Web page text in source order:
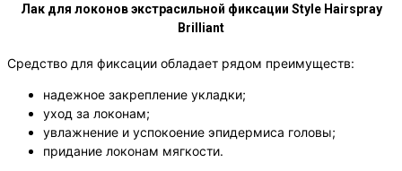
Лак для локонов экстрасильной фиксации Style Hairspray
Brilliant
Средство для фиксации обладает рядом преимуществ:
надежное закрепление укладки;
уход за локонам;
увлажнение и успокоение эпидермиса головы;
придание локонам мягкости.